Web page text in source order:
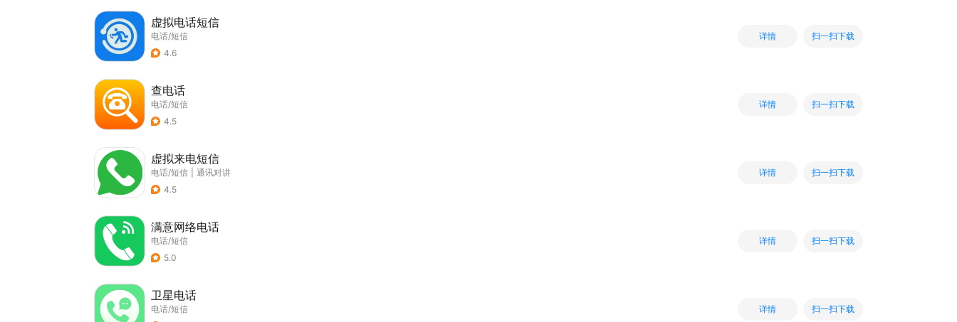
虚拟电话短信
电话/短信
4.6
详情 扫一扫下载
查电话
电话/短信
4.5
详情 扫一扫下载
虚拟来电短信
电话/短信
通讯对讲
4.5
详情 扫一扫下载
满意网络电话
电话/短信
5.0
详情 扫一扫下载
卫星电话
电话/短信
详情 扫一扫下载